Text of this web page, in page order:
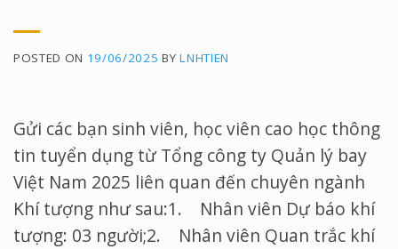
POSTED ON 19/06/2025 BYLNHTIEN
Gửi các bạn sinh viên, học viên cao học thông
tin tuyển dụng từ Tổng công ty Quản lý bay
Việt Nam 2025 liên quan đến chuyên ngành
Khí tượng như sau:1. Nhân viên Dự báo khí
tượng: 03 người;2. Nhân viên Quan trắc khí